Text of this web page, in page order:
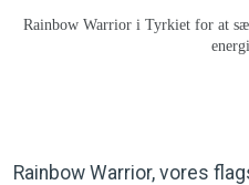
Rainbow Warrior i Tyrkiet for at
Rainbow Warrior, vores